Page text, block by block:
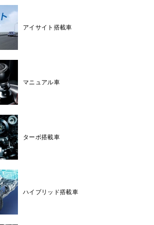
アイサイト搭載車
マニュアル車
ターボ搭載車
ハイブリッド搭載車